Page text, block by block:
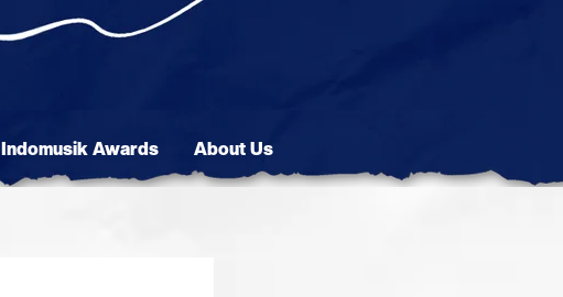
Indomusik Awards About Us